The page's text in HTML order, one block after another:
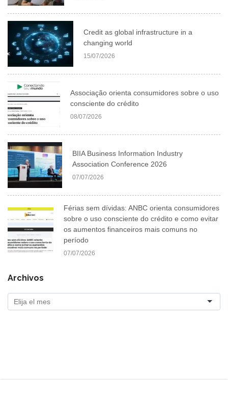
Credit as global infrastructure in a
changing world
15/07/2026
Associação orienta consumidores sobre o uso
consciente do crédito
08/07/2026
BIIA Business Information Industry
Association Conference 2026
07/07/2026
Férias sem dívidas: ANBC orienta consumidores
sobre o uso consciente do crédito e como evitar
os aumentos financeiros mais comuns no
período
07/07/2026
Archivos